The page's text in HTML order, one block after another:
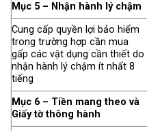
Mục 5 – Nhận hành lý chậm
Cung cấp quyền lợi bảo hiểm
trong trường hợp cần mua
gấp các vật dụng cần thiết do
nhận hành lý chậm ít nhất 8
tiếng
Mục 6 – Tiền mang theo và
Giấy tờ thông hành